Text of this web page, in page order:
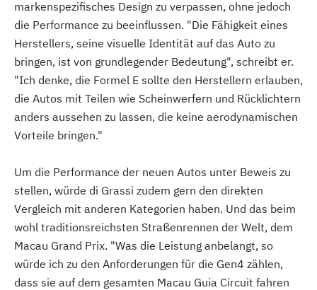
markenspezifisches Design zu verpassen, ohne jedoch
die Performance zu beeinflussen. "Die Fähigkeit eines
Herstellers, seine visuelle Identität auf das Auto zu
bringen, ist von grundlegender Bedeutung", schreibt er.
"Ich denke, die Formel E sollte den Herstellern erlauben,
die Autos mit Teilen wie Scheinwerfern und Rücklichtern
anders aussehen zu lassen, die keine aerodynamischen
Vorteile bringen."
Um die Performance der neuen Autos unter Beweis zu
stellen, würde di Grassi zudem gern den direkten
Vergleich mit anderen Kategorien haben. Und das beim
wohl traditionsreichsten Straßenrennen der Welt, dem
Macau Grand Prix. "Was die Leistung anbelangt, so
würde ich zu den Anforderungen für die Gen4 zählen,
dass sie auf dem gesamten Macau Guia Circuit fahren